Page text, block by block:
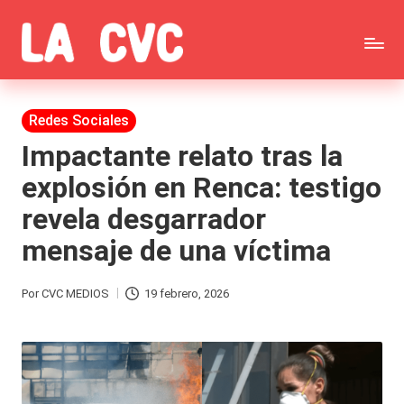
Saltar
al
contenido
C
o
p
u
c
h
a
s
F
ar
Todas
las
noticias
de
la
farándula,
Brava,
Gran
Publicada
en
Redes Sociales
Impactante relato tras la
explosión en Renca: testigo
revela desgarrador
mensaje de una víctima
Publicado
PorCVC MEDIOS 19 febrero, 2026